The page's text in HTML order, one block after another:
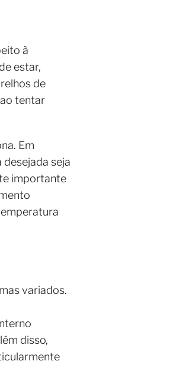
à
estar,
de
tentar
Em
seja
importante
variados.
disso,